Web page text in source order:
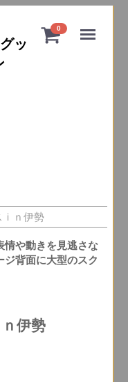
0
ｎ伊勢
伊勢